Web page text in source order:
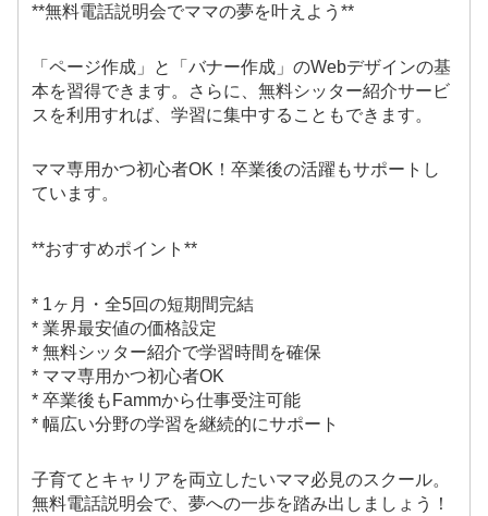
**無料電話説明会でママの夢を叶えよう**
「ページ作成」と「バナー作成」のWebデザインの基
本を習得できます。さらに、無料シッター紹介サービ
スを利用すれば、学習に集中することもできます。
ママ専用かつ初心者OK！卒業後の活躍もサポートし
ています。
**おすすめポイント**
* 1ヶ月・全5回の短期間完結
* 業界最安値の価格設定
* 無料シッター紹介で学習時間を確保
* ママ専用かつ初心者OK
* 卒業後もFammから仕事受注可能
* 幅広い分野の学習を継続的にサポート
子育てとキャリアを両立したいママ必見のスクール。
無料電話説明会で、夢への一歩を踏み出しましょう！